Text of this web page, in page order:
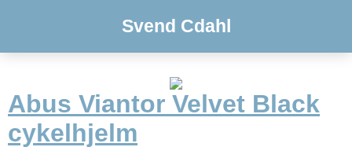
Svend Cdahl
Abus Viantor Velvet Black
cykelhjelm